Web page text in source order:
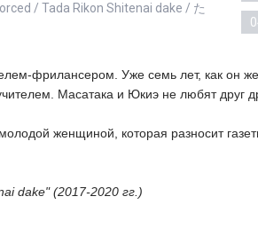
/ Tada Rikon Shitenai dake / た
фрилансером. Уже семь лет, как он
Масатака и Юкиэ не любят друг
женщиной, которая разносит
dake" (2017-2020 гг.)